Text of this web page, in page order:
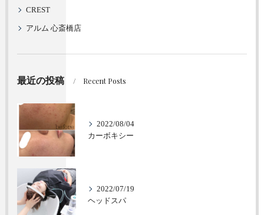
CREST
アルム 心斎橋店
最近の投稿 Recent Posts
2022/08/04
カーボキシー
2022/07/19
ヘッドスパ